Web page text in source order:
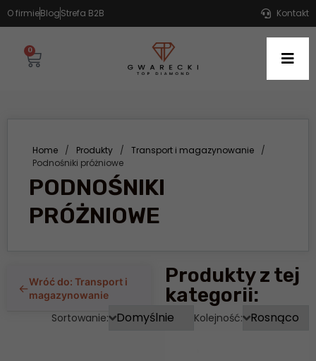
O firmieBlogStrefa B2B Kontakt
0
Home / Produkty / Transport i magazynowanie
/
Podnośniki próżniowe
PODNOŚNIKI
PRÓŻNIOWE
←Wróć do: Transport i
magazynowanie
Produkty z tej
kategorii:
Sortowanie: Kolejność: